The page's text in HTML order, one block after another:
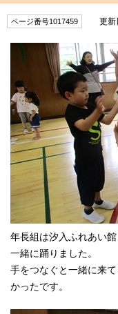
ページ番号1017459 更新
年長組は汐入ふれあい
一緒に踊りました。
手をつなぐと一緒に来
かったです。